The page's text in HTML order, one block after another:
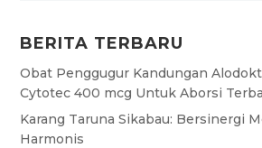
BERITA TERBARU
Obat Penggugur Kandungan
Cytotec 400 mcg Untuk Aborsi
Karang Taruna Sikabau: Bersinergi
Harmonis